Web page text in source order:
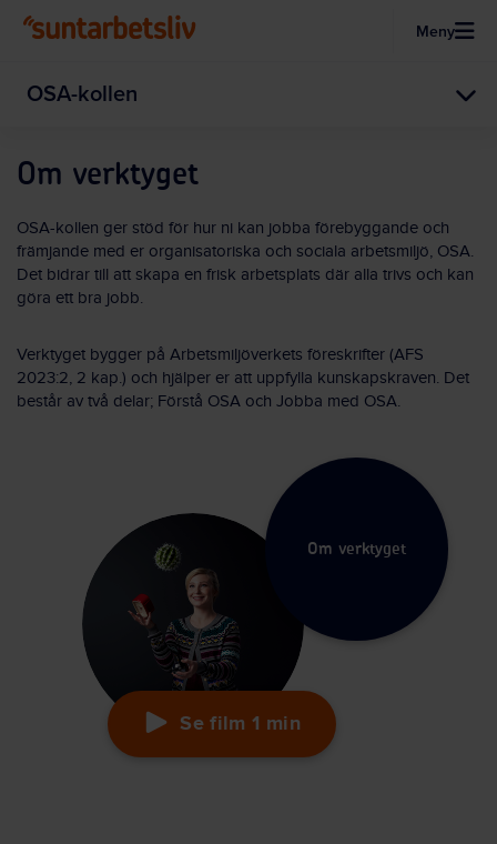
Meny
OSA-kollen
Om verktyget
OSA-kollen ger stöd för hur ni kan jobba förebyggande och
främjande med er organisatoriska och sociala arbetsmiljö, OSA.
Det bidrar till att skapa en frisk arbetsplats där alla trivs och kan
göra ett bra jobb.
Verktyget bygger på Arbetsmiljöverkets föreskrifter (AFS
2023:2, 2 kap.) och hjälper er att uppfylla kunskapskraven. Det
består av två delar; Förstå OSA och Jobba med OSA.
Om verktyget
Se film 1 min